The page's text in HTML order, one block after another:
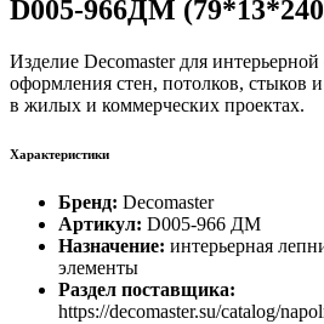
D005-966ДМ
Изделие Decomaster для
оформления стен, потолков, стыков
в жилых и коммерческих проектах.
Характеристики
Бренд: Decomaster
Артикул: D005-966 ДМ
Назначение: интерьерная
элементы
Раздел поставщика:
https://decomaster.su/catalog/